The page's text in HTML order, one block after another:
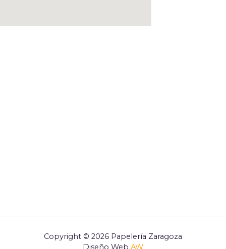
Copyright © 2026 Papelería Zaragoza
Diseño Web AW